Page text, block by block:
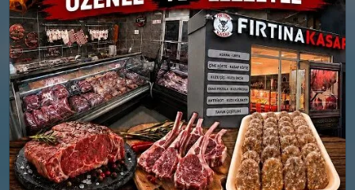
26 MART
PERŞEMBE
14°
Bölgesel düzensiz yağmur
yağışlı
Nem: %71
27 MART
CUMA
15°
Bölgesel düzensiz yağmur
yağışlı
Nem: %72